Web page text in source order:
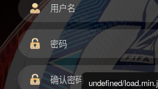
undefined/